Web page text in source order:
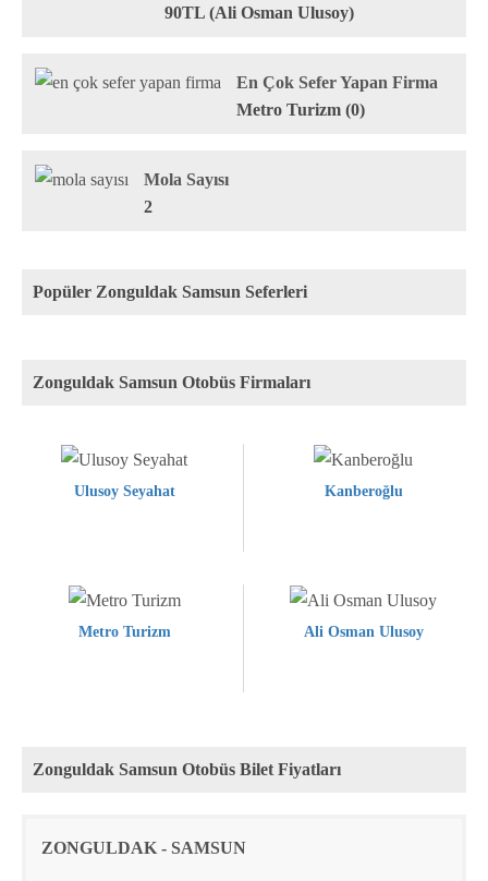
90TL (Ali Osman Ulusoy)
En Çok Sefer Yapan Firma
Metro Turizm (0)
Mola Sayısı
2
Popüler Zonguldak Samsun Seferleri
Zonguldak Samsun Otobüs Firmaları
Ulusoy Seyahat Kanberoğlu
Metro Turizm Ali Osman Ulusoy
Zonguldak Samsun Otobüs Bilet Fiyatları
Rota Firma Fiyat
ZONGULDAK - SAMSUN